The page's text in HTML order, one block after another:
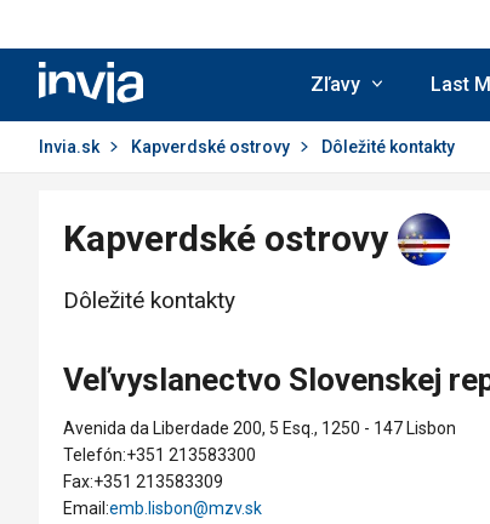
Invia.sk
Zľavy Last
Invia.sk Kapverdské ostrovy Dôležité kontakty
Kapverdské ostrovy
Dôležité kontakty
Veľvyslanectvo Slovenskej
Avenida da Liberdade 200, 5 Esq., 1250 - 147 Lisbon
Telefón:+351 213583300
Fax:+351 213583309
Email:emb.lisbon@mzv.sk